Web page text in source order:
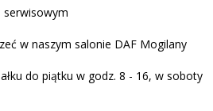
serwisowym
w naszym salonie DAF Mogilany
do piątku w godz. 8 - 16, w soboty